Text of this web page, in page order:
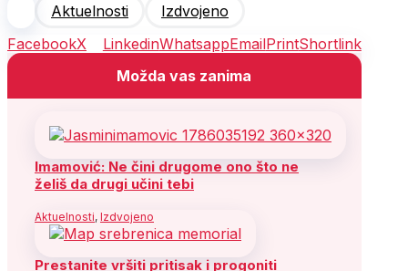
Aktuelnosti
Izdvojeno
FacebookX LinkedinWhatsappEmailPrintShortlink
Možda vas zanima
Imamović: Ne čini drugome ono što ne
želiš da drugi učini tebi
Aktuelnosti, Izdvojeno
Prestanite vršiti pritisak i progoniti